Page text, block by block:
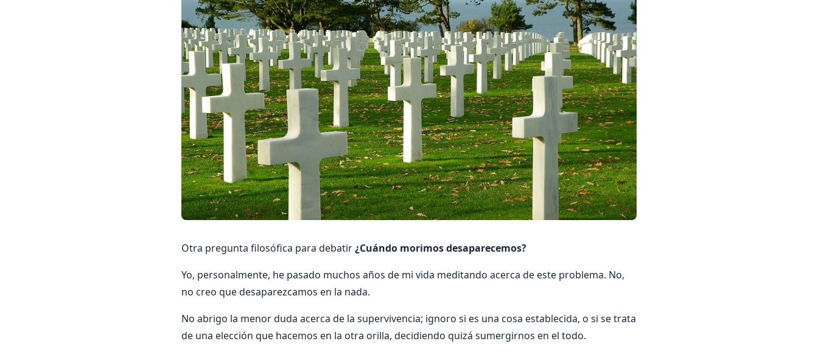
Otra pregunta filosófica para debatir¿Cuándo morimos desaparecemos?
Yo, personalmente, he pasado muchos años de mi vida meditando acerca de este problema. No,
no creo que desaparezcamos en la nada.
No abrigo la menor duda acerca de la supervivencia; ignoro si es una cosa establecida, o si se trata
de una elección que hacemos en la otra orilla, decidiendo quizá sumergirnos en el todo.